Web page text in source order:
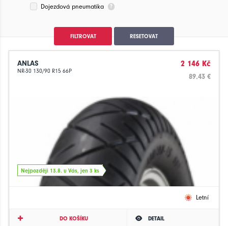
Dojezdová pneumatika
FILTROVAT RESETOVAT
ANLAS
NR-30 130/90 R15 66P
2 146 Kč
89.43 €
Nejpozději 13.8. u Vás, jen 3 ks
Letní
DO KOŠÍKU DETAIL